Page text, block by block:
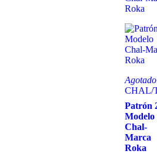
Agotado
CHAL/
Patrón
Modelo
Chal-
Marca
Roka